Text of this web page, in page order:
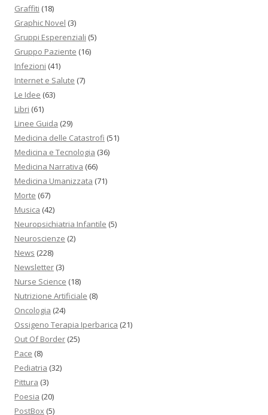
Graffiti (18)
Graphic Novel (3)
Gruppi Esperenziali (5)
Gruppo Paziente (16)
Infezioni (41)
Internet e Salute (7)
Le Idee (63)
Libri (61)
Linee Guida (29)
Medicina delle Catastrofi (51)
Medicina e Tecnologia (36)
Medicina Narrativa (66)
Medicina Umanizzata (71)
Morte (67)
Musica (42)
Neuropsichiatria Infantile (5)
Neuroscienze (2)
News (228)
Newsletter (3)
Nurse Science (18)
Nutrizione Artificiale (8)
Oncologia (24)
Ossigeno Terapia Iperbarica (21)
Out Of Border (25)
Pace (8)
Pediatria (32)
Pittura (3)
Poesia (20)
PostBox (5)